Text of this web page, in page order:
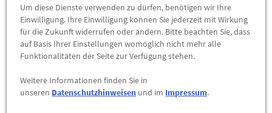
Steinschläge, kleine Kratzer ausbessern?Mit Original
Mercedes-Benz Lackstiften kein Problem.Bitte beachten Sie,
dass es sich um ein Beispielbild handelt.Der Artikel wird in der
von Ihnen bestellten Farbe geliefert.
29,77 €
Um diese Dienste verwenden zu dürfen, benötigen wir Ihre
Einwilligung. Ihre Einwilligung können Sie jederzeit mit Wirkung
für die Zukunft widerrufen oder ändern. Bitte beachten Sie, dass
auf Basis Ihrer Einstellungen womöglich nicht mehr alle
Funktionalitäten der Seite zur Verfügung stehen.
Weitere Informationen finden Sie in
unseren Datenschutzhinweisen und im Impressum.